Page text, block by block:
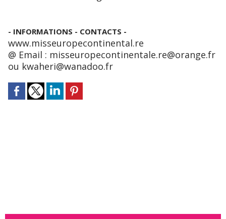
- INFORMATIONS - CONTACTS -
www.misseuropecontinental.re
@ Email : misseuropecontinentale.re@orange.fr
ou kwaheri@wanadoo.fr